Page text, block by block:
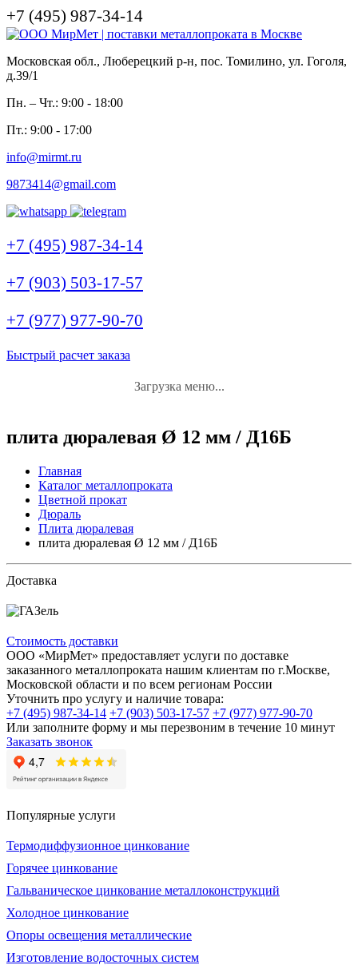
+7 (495) 987-34-14
Московская обл., Люберецкий р-н, пос. Томилино, ул. Гоголя,
д.39/1
Пн. – Чт.: 9:00 - 18:00
Пт.: 9:00 - 17:00
info@mirmt.ru
9873414@gmail.com
+7 (495) 987-34-14
+7 (903) 503-17-57
+7 (977) 977-90-70
Быстрый расчет заказа
Загрузка меню...
плита дюралевая Ø 12 мм / Д16Б
Главная
Каталог металлопроката
Цветной прокат
Дюраль
Плита дюралевая
плита дюралевая Ø 12 мм / Д16Б
Доставка
Стоимость доставки
ООО «МирМет» предоставляет услуги по доставке
заказанного металлопроката нашим клиентам по г.Москве,
Московской области и по всем регионам России
Уточнить про услугу и наличие товара:
+7 (495) 987-34-14 +7 (903) 503-17-57 +7 (977) 977-90-70
Или заполните форму и мы перезвоним в течение 10 минут
Заказать звонок
Популярные услуги
Термодиффузионное цинкование
Горячее цинкование
Гальваническое цинкование металлоконструкций
Холодное цинкование
Опоры освещения металлические
Изготовление водосточных систем